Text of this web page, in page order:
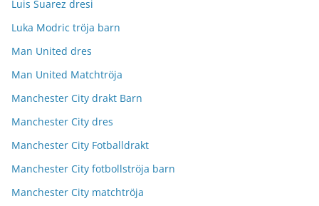
Luis Suarez dresi
Luka Modric tröja barn
Man United dres
Man United Matchtröja
Manchester City drakt Barn
Manchester City dres
Manchester City Fotballdrakt
Manchester City fotbollströja barn
Manchester City matchtröja